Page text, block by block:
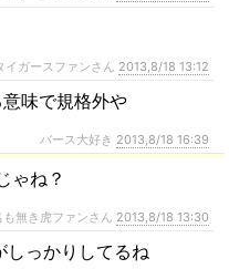
ガースファンさん 2013,8/18 13:12
味で規格外や
バース大好き 2013,8/18 16:39
ゃね？
無き虎ファンさん 2013,8/18 13:30
しっかりしてるね